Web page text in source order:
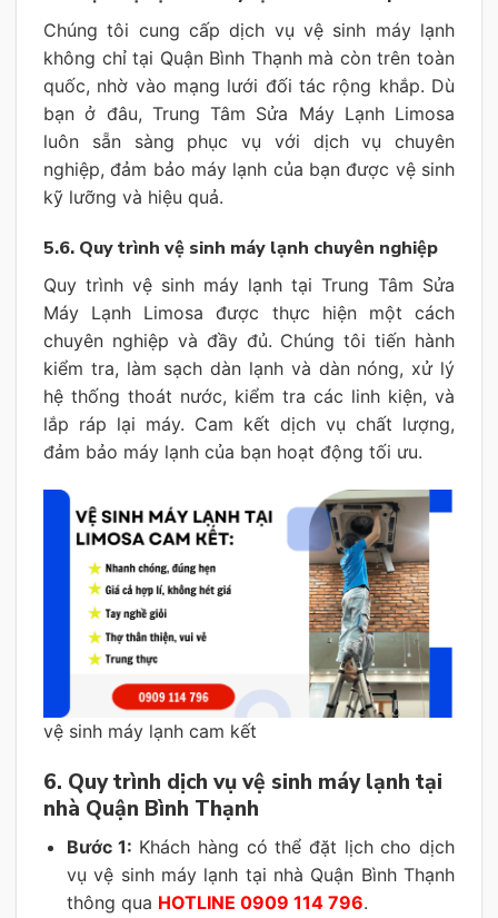
Chúng tôi cung cấp dịch vụ vệ sinh máy lạnh
không chỉ tại Quận Bình Thạnh mà còn trên toàn
quốc, nhờ vào mạng lưới đối tác rộng khắp. Dù
bạn ở đâu, Trung Tâm Sửa Máy Lạnh Limosa
luôn sẵn sàng phục vụ với dịch vụ chuyên
nghiệp, đảm bảo máy lạnh của bạn được vệ sinh
kỹ lưỡng và hiệu quả.
5.6. Quy trình vệ sinh máy lạnh chuyên nghiệp
Quy trình vệ sinh máy lạnh tại Trung Tâm Sửa
Máy Lạnh Limosa được thực hiện một cách
chuyên nghiệp và đầy đủ. Chúng tôi tiến hành
kiểm tra, làm sạch dàn lạnh và dàn nóng, xử lý
hệ thống thoát nước, kiểm tra các linh kiện, và
lắp ráp lại máy. Cam kết dịch vụ chất lượng,
đảm bảo máy lạnh của bạn hoạt động tối ưu.
vệ sinh máy lạnh cam kết
6. Quy trình dịch vụ vệ sinh máy lạnh tại
nhà Quận Bình Thạnh
Bước 1: Khách hàng có thể đặt lịch cho dịch
vụ vệ sinh máy lạnh tại nhà Quận Bình Thạnh
thông qua HOTLINE 0909 114 796.